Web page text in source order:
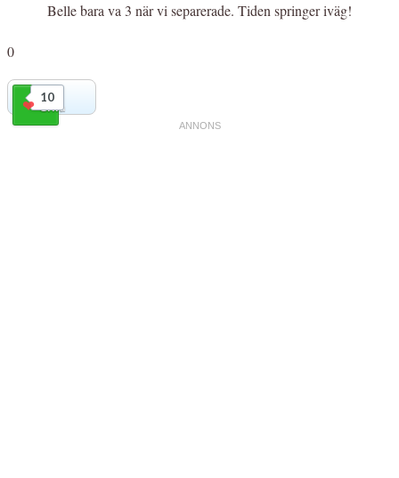
Belle bara va 3 när vi separerade. Tiden springer iväg!
0
10
Gilla